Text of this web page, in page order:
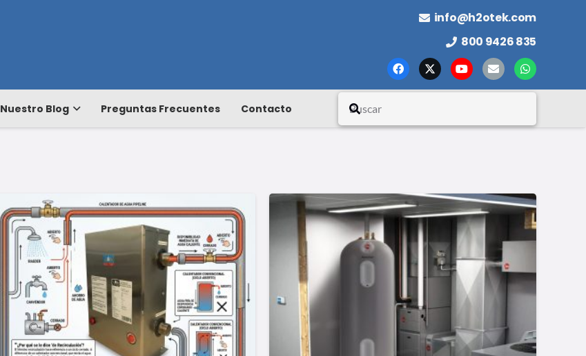
info@h2otek.com
800 9426 835
Nuestro Blog Preguntas Frecuentes Contacto